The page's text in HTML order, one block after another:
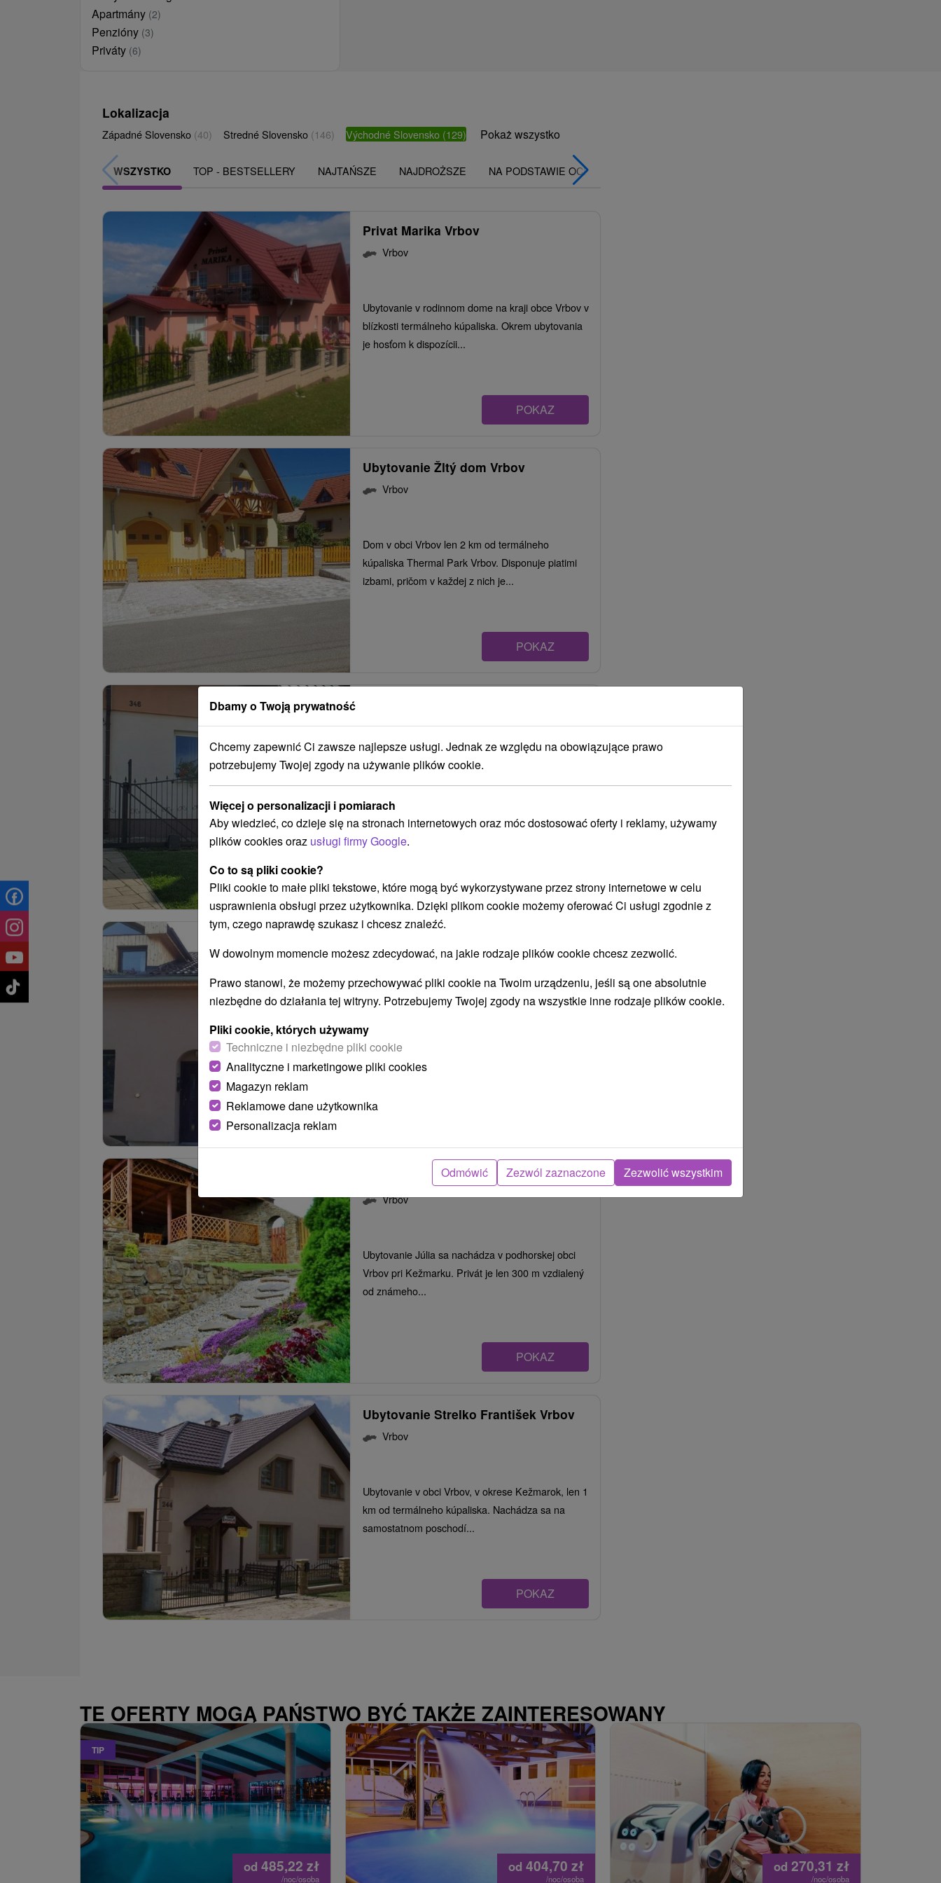
Apartmány (2)
Penzióny (3)
Priváty (6)
Lokalizacja
Západné Slovensko (40) Stredné Slovensko (146) Východné Slovensko (129) Pokaż wszystko
WSZYSTKO TOP - BESTSELLERY NAJTAŃSZE NAJDROŻSZE NA PODSTAWIE OCENY
Privat Marika Vrbov
Vrbov
Ubytovanie v rodinnom dome na kraji obce Vrbov v
blízkosti termálneho kúpaliska. Okrem ubytovania
je hosťom k dispozícii...
POKAZ
Ubytovanie Žltý dom Vrbov
Vrbov
Dom v obci Vrbov len 2 km od termálneho
kúpaliska Thermal Park Vrbov. Disponuje piatimi
izbami, pričom v každej z nich je...
POKAZ
Vrbov
výhľadom na panorámu Tatier, v bezprostrednej
blízkosti termálneho...
POKAZ
Vrbov
Vysokých Tatier, situované v bezprostrednej
blízkosti...
Privát Júlia Vrbov
Vrbov
Ubytovanie Júlia sa nachádza v podhorskej obci
Vrbov pri Kežmarku. Privát je len 300 m vzdialený
od známeho...
POKAZ
Ubytovanie Strelko František Vrbov
Vrbov
Ubytovanie v obci Vrbov, v okrese Kežmarok, len 1
km od termálneho kúpaliska. Nachádza sa na
samostatnom poschodí...
POKAZ
TE OFERTY MOGĄ PAŃSTWO BYĆ TAKŻE ZAINTERESOWANY
TIP
od 485,22 zł
/noc/osoba
od 404,70zł
/noc/osoba
od 270,31 zł
/noc/osoba
Dbamy o Twoją prywatność
Chcemy zapewnić Ci zawsze najlepsze usługi. Jednak ze względu na obowiązujące prawo
potrzebujemy Twojej zgody na używanie plików cookie.
Więcej o personalizacji i pomiarach
Aby wiedzieć, co dzieje się na stronach internetowych oraz móc dostosować oferty i reklamy, używamy
plików cookies oraz usługi firmy Google.
Co to są pliki cookie?
Pliki cookie to małe pliki tekstowe, które mogą być wykorzystywane przez strony internetowe w celu
usprawnienia obsługi przez użytkownika. Dzięki plikom cookie możemy oferować Ci usługi zgodnie z
tym, czego naprawdę szukasz i chcesz znaleźć.
W dowolnym momencie możesz zdecydować, na jakie rodzaje plików cookie chcesz zezwolić.
Prawo stanowi, że możemy przechowywać pliki cookie na Twoim urządzeniu, jeśli są one absolutnie
niezbędne do działania tej witryny. Potrzebujemy Twojej zgody na wszystkie inne rodzaje plików cookie.
Pliki cookie, których używamy
Techniczne i niezbędne pliki cookie
Analityczne i marketingowe pliki cookies
Magazyn reklam
Reklamowe dane użytkownika
Personalizacja reklam
Odmówić Zezwól zaznaczone Zezwolić wszystkim